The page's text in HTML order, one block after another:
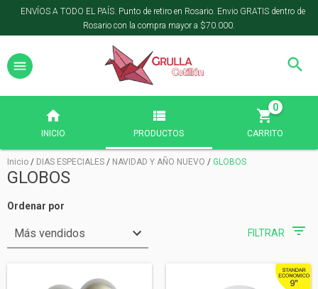
ENVÍOS A TODO EL PAÍS. Punto de retiro en Rosario. Envio GRATIS dentro de
Rosario con la compra mayor a $70.000.
INICIO PRODUCTOS CARRITO
0
Inicio / DIAS ESPECIALES / NAVIDAD Y AÑO NUEVO / GLOBOS
GLOBOS
Ordenar por
FILTRAR